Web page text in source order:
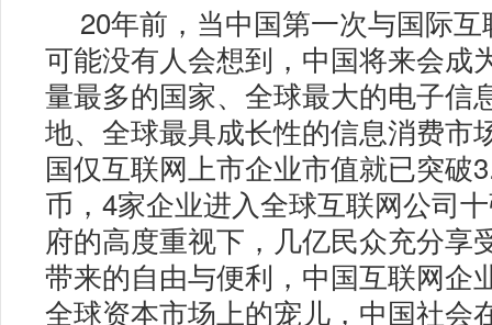
20年前，当中国第一次与国际
可能没有人会想到，中国将来会成
量最多的国家、全球最大的电子信
地、全球最具成长性的信息消费市
国仅互联网上市企业市值就已突破
币，4家企业进入全球互联网公司
府的高度重视下，几亿民众充分享
带来的自由与便利，中国互联网企
全球资本市场上的宠儿，中国社会